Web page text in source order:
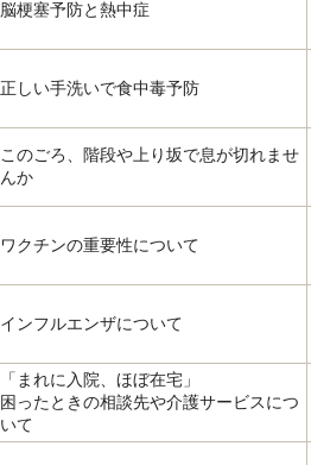
脳梗塞予防と熱中症
正しい手洗いで食中毒予防
このごろ、階段や上り坂で息が切れませ
んか
ワクチンの重要性について
インフルエンザについて
「まれに入院、ほぼ在宅」
困ったときの相談先や介護サービスにつ
いて